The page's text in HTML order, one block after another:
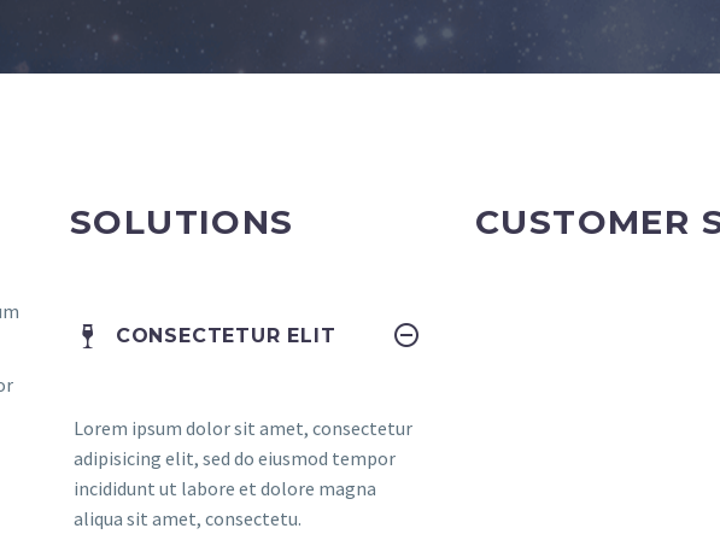
SOLUTIONS
CONSECTETUR ELIT
Lorem ipsum dolor sit amet, consectetur
adipisicing elit, sed do eiusmod tempor
incididunt ut labore et dolore magna
aliqua sit amet, consectetu.
CUSTOMER